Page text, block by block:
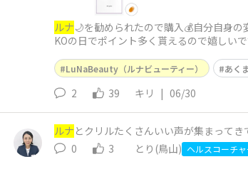
ルナ🌙を勧められたので購入💰️自分自身
KOの日でポイント多く貰えるので嬉しい
LuNaBeauty（ルナビューティー） あく
2 39 キリ | 06/30
ルナ とクリルたくさんいい声が集まって
0
3 とり(鳥山) ヘルスコーチャ